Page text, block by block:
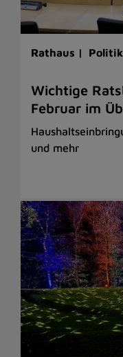
Rathaus | Politik
Wichtige
Februar im
und mehr